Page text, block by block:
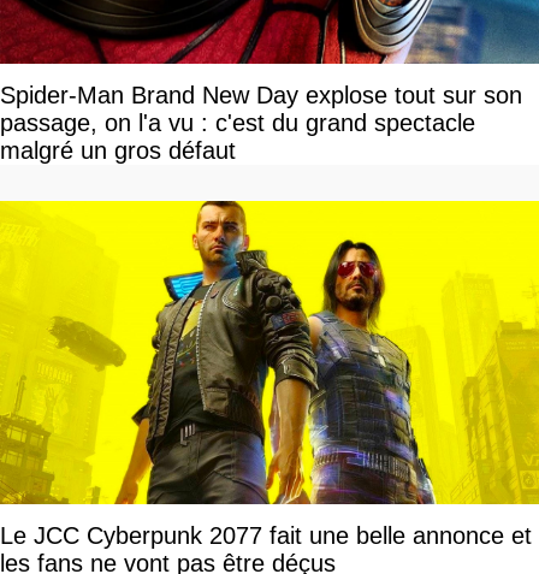
Spider-Man Brand New Day explose tout sur son
passage, on l'a vu : c'est du grand spectacle
malgré un gros défaut
Le JCC Cyberpunk 2077 fait une belle annonce et
les fans ne vont pas être déçus